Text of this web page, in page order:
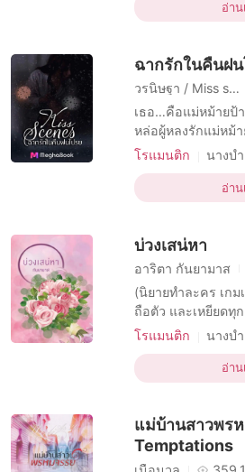
เอ่ยขึ้นพร้อมชี้หน้าอย่างข่มขู่
บทบาทที่โชคร้า
การกักขัง
แก้
อ่าน
ฉากรักในคืนฝ
วรนิษฐา / Miss sexy
เธอ…คือแม่หม้ายป้
หล่อผู้หลงรักแม่หม้าย เธอใจแข็งเป็นหิน
เขาก็ตื้อเท่านั้นที่
รูปของราฮีมที่เธอ
สองได้ดูผ่านไลน์
ไว้มา
โรแมนติก นางบำ
บทบาทที่เป็นชา
บทบาทที่มีเสน่ห์
ความปรารถนาอ
บังคับการใช้ชีวิต
อ่าน
บ่วงเสน่หา
อาริตา กันยามาส
(นิยายทำละคร เกม
ถือตัว และเหยียดทุ
ใครๆ ก็มองว่าเธอ
เหล่านั้นขึ้นมา เพีย
ปัญหาบ้านแตก! แล
ครอบครัว
โรแมนติก นางบำ
บทบาทที่เป็นชา
คนมีชื่อเสียง
ความรักหมกมุ่น
อ่าน
แม่บ้านสาวพร
Temptations